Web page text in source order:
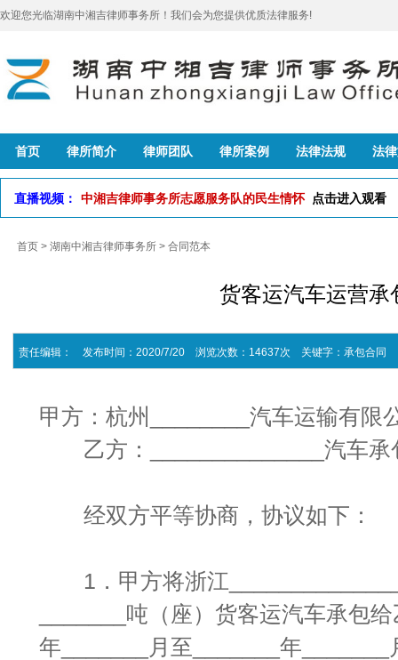
欢迎您光临湖南中湘吉律师事务所！我们会为您提供优质法律服务!
首页 律所简介 律师团队 律所案例 法律法规 法
直播视频： 中湘吉律师事务所志愿服务队的民生情怀 点击进入观看
首页 > 湖南中湘吉律师事务所 > 合同范本
货客运汽车运营承
责任编辑： 发布时间：2020/7/20 浏览次数：14637次 关键字： 承包合同
甲方：杭州________汽车运输有限
乙方：______________汽车承
经双方平等协商，协议如下：
1．甲方将浙江
_______吨（座）货客运汽车承包
年_______月至_______年_______